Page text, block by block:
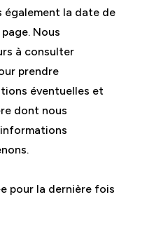
également la date de
Nous
à consulter
prendre
éventuelles et
dont nous
pour la dernière fois